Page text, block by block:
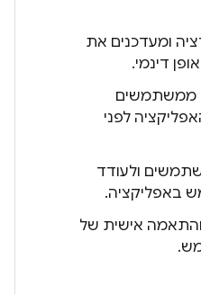
ומעדכנים את
דינמי.
ממשתמשים
לפני
ולעודד
באפליקציה.
והתאמה אישית של